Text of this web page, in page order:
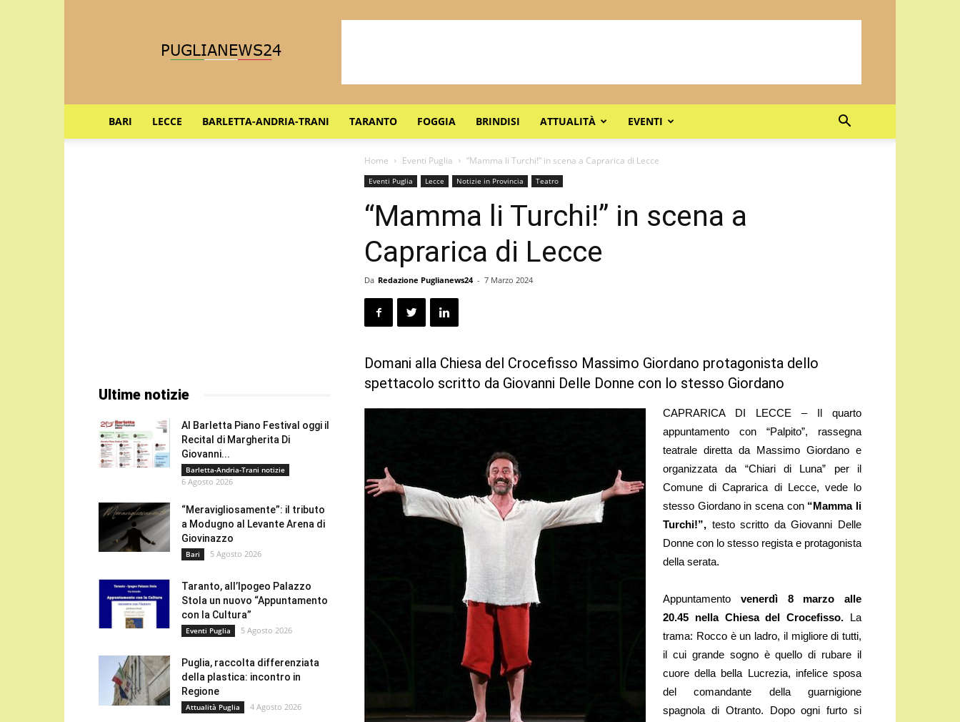
BARI LECCE BARLETTA-ANDRIA-TRANI TARANTO FOGGIA BRINDISI ATTUALITÀ EVENTI
Home Eventi Puglia “Mamma li Turchi!” in scena a Caprarica di Lecce
Eventi Puglia Lecce Notizie in Provincia Teatro
“Mamma li Turchi!” in scena a
Caprarica di Lecce
Da Redazione Puglianews24 - 7 Marzo 2024
Domani alla Chiesa del Crocefisso Massimo Giordano protagonista dello
spettacolo scritto da Giovanni Delle Donne con lo stesso Giordano
CAPRARICA DI LECCE – Il quarto
appuntamento con “Palpito”, rassegna
teatrale diretta da Massimo Giordano e
organizzata da “Chiari di Luna” per il
Comune di Caprarica di Lecce, vede lo
stesso Giordano in scena con“Mamma li
Turchi!”, testo scritto da Giovanni Delle
Donne con lo stesso regista e protagonista
della serata.
Appuntamento venerdì 8 marzo alle
20.45 nella Chiesa del Crocefisso. La
trama: Rocco è un ladro, il migliore di tutti,
il cui grande sogno è quello di rubare il
cuore della bella Lucrezia, infelice sposa
del comandante della guarnigione
spagnola di Otranto. Dopo ogni furto si
Ultime notizie
Al Barletta Piano Festival oggi il
Recital di Margherita Di
Giovanni...
Barletta-Andria-Trani notizie
6 Agosto 2026
“Meravigliosamente”: il tributo
a Modugno al Levante Arena di
Giovinazzo
Bari 5 Agosto 2026
Taranto, all’Ipogeo Palazzo
Stola un nuovo “Appuntamento
con la Cultura”
Eventi Puglia 5 Agosto 2026
Puglia, raccolta differenziata
della plastica: incontro in
Regione
Attualità Puglia 4 Agosto 2026